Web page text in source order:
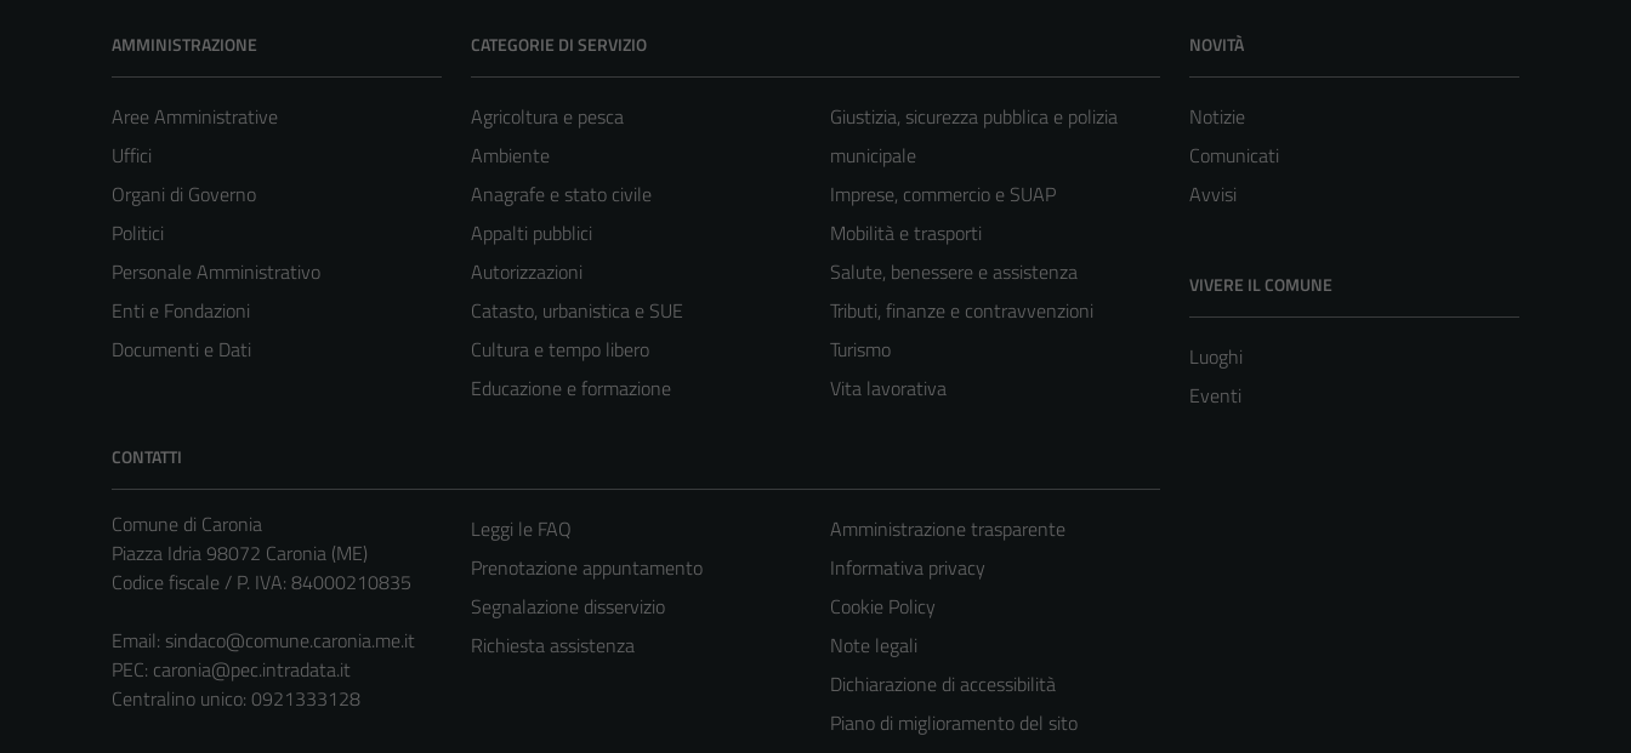
AMMINISTRAZIONE
Aree Amministrative
Uffici
Organi di Governo
Politici
Personale Amministrativo
Enti e Fondazioni
Documenti e Dati
CATEGORIE DI SERVIZIO
Agricoltura e pesca
Ambiente
Anagrafe e stato civile
Appalti pubblici
Autorizzazioni
Catasto, urbanistica e SUE
Cultura e tempo libero
Educazione e formazione
Giustizia, sicurezza pubblica e polizia
municipale
Imprese, commercio e SUAP
Mobilità e trasporti
Salute, benessere e assistenza
Tributi, finanze e contravvenzioni
Turismo
Vita lavorativa
NOVITÀ
Notizie
Comunicati
Avvisi
VIVERE IL COMUNE
Luoghi
Eventi
CONTATTI
Comune di Caronia
Piazza Idria 98072 Caronia (ME)
Codice fiscale / P. IVA: 84000210835
Email: sindaco@comune.caronia.me.it
PEC: caronia@pec.intradata.it
Centralino unico: 0921333128
Leggi le FAQ
Prenotazione appuntamento
Segnalazione disservizio
Richiesta assistenza
Amministrazione trasparente
Informativa privacy
Cookie Policy
Note legali
Dichiarazione di accessibilità
Piano di miglioramento del sito
Tecnici
Questi cookie
sono necessari
per il
funzionamento
del sito e non